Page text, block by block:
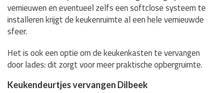
vernieuwen en eventueel zelfs een softclose systeem te
installeren krijgt de keukenruimte al een hele vernieuwde
sfeer.
Het is ook een optie om de keukenkasten te vervangen
door lades: dit zorgt voor meer praktische opbergruimte.
Keukendeurtjes vervangen Dilbeek